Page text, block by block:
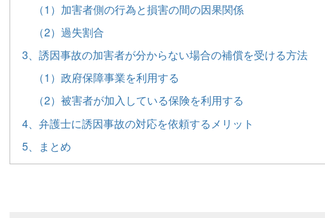
（1）加害者側の行為と損害の間の因果関係
（2）過失割合
3、誘因事故の加害者が分からない場合の補償を受ける方法
（1）政府保障事業を利用する
（2）被害者が加入している保険を利用する
4、弁護士に誘因事故の対応を依頼するメリット
5、まとめ